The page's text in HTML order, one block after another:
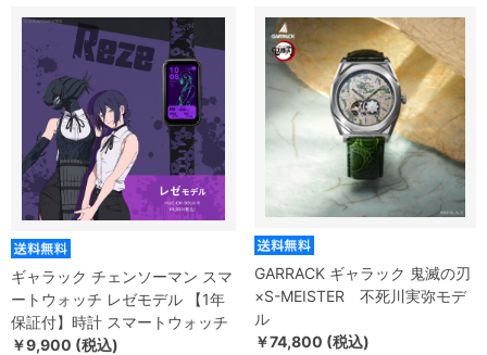
ギャラック チェンソーマン スマ
ートウォッチ レゼモデル 【1年
保証付】時計 スマートウォッチ
￥9,900 (税込)
GARRACK ギャラック 鬼滅の刃
×S-MEISTER 不死川実弥モデ
ル
￥74,800 (税込)